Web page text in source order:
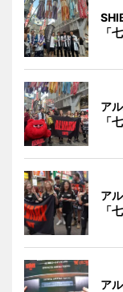
「
ア
「
ア
「
ア